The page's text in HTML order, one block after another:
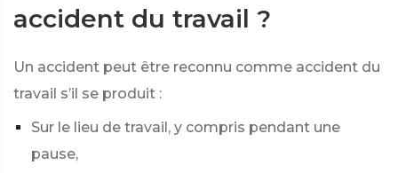
accident du travail ?
Un accident peut être reconnu comme accident du
travail s’il se produit :
Sur le lieu de travail, y compris pendant une
pause,